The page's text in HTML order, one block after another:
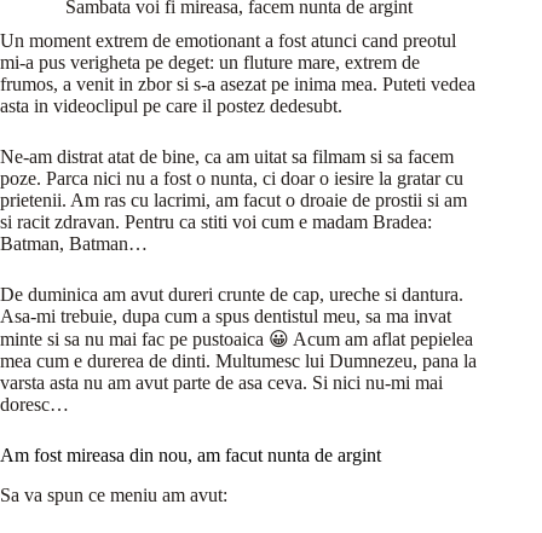
Sambata voi fi mireasa, facem nunta de argint
Un moment extrem de emotionant a fost atunci cand preotul
mi-a pus verigheta pe deget: un fluture mare, extrem de
frumos, a venit in zbor si s-a asezat pe inima mea. Puteti vedea
asta in videoclipul pe care il postez dedesubt.
Ne-am distrat atat de bine, ca am uitat sa filmam si sa facem
poze. Parca nici nu a fost o nunta, ci doar o iesire la gratar cu
prietenii. Am ras cu lacrimi, am facut o droaie de prostii si am
si racit zdravan. Pentru ca stiti voi cum e madam Bradea:
Batman, Batman…
De duminica am avut dureri crunte de cap, ureche si dantura.
Asa-mi trebuie, dupa cum a spus dentistul meu, sa ma invat
minte si sa nu mai fac pe pustoaica 😀 Acum am aflat pepielea
mea cum e durerea de dinti. Multumesc lui Dumnezeu, pana la
varsta asta nu am avut parte de asa ceva. Si nici nu-mi mai
doresc…
Am fost mireasa din nou, am facut nunta de argint
Sa va spun ce meniu am avut: